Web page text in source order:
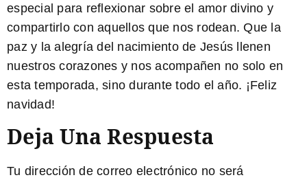
especial para reflexionar sobre el amor divino y
compartirlo con aquellos que nos rodean. Que la
paz y la alegría del nacimiento de Jesús llenen
nuestros corazones y nos acompañen no solo en
esta temporada, sino durante todo el año. ¡Feliz
navidad!
Deja Una Respuesta
Tu dirección de correo electrónico no será